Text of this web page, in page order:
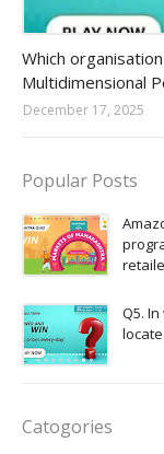
Which
Multidimensional
December 17, 2025
Popular Posts
Q5.
Catogories